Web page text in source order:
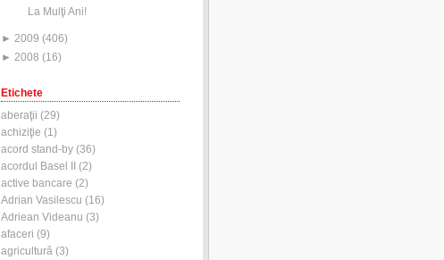
La Mulţi Ani!
► 2009 (406)
► 2008 (16)
Etichete
aberaţii (29)
achiziţie (1)
acord stand-by (36)
acordul Basel II
(2)
active bancare (2)
Adrian Vasilescu (16)
Adriean Videanu (3)
afaceri (9)
agricultură (3)